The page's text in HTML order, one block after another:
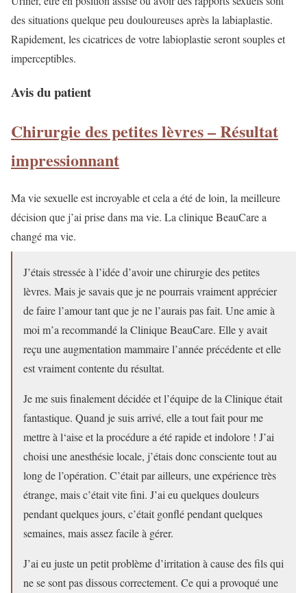
des situations quelque peu douloureuses après la labiaplastie.
Rapidement, les cicatrices de votre labioplastie seront souples et
imperceptibles.
Avis du patient
Chirurgie des petites lèvres – Résultat
impressionnant
Ma vie sexuelle est incroyable et cela a été de loin, la meilleure
décision que j’ai prise dans ma vie. La clinique BeauCare a
changé ma vie.
J’étais stressée à l’idée d’avoir une chirurgie des petites
lèvres. Mais je savais que je ne pourrais vraiment apprécier
de faire l’amour tant que je ne l’aurais pas fait. Une amie à
moi m’a recommandé la Clinique BeauCare. Elle y avait
reçu une augmentation mammaire l’année précédente et elle
est vraiment contente du résultat.
Je me suis finalement décidée et l’équipe de la Clinique était
fantastique. Quand je suis arrivé, elle a tout fait pour me
mettre à l‘aise et la procédure a été rapide et indolore ! J’ai
choisi une anesthésie locale, j’étais donc consciente tout au
long de l’opération. C’était par ailleurs, une expérience très
étrange, mais c’était vite fini. J’ai eu quelques douleurs
pendant quelques jours, c’était gonflé pendant quelques
semaines, mais assez facile à gérer.
J’ai eu juste un petit problème d’irritation à cause des fils qui
ne se sont pas dissous correctement. Ce qui a provoqué une